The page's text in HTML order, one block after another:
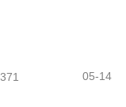
05-14